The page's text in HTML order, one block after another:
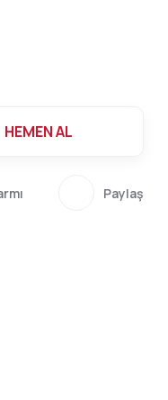
HEMEN AL
Paylaş